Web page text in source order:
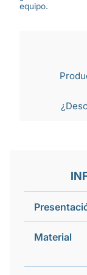
equipo.
Material